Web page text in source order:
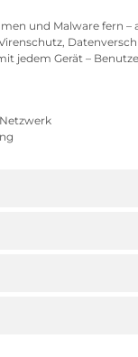
und Malware fern –
jedem Gerät –